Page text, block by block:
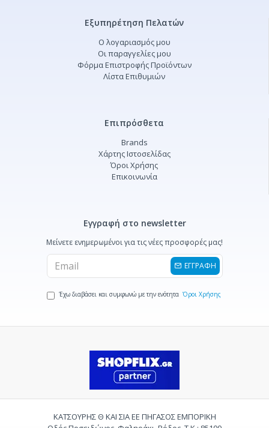
Εξυπηρέτηση Πελατών
Ο λογαριασμός μου
Οι παραγγελίες μου
Φόρμα Επιστροφής Προϊόντων
Λίστα Επιθυμιών
Επιπρόσθετα
Brands
Χάρτης Ιστοσελίδας
Όροι Χρήσης
Επικοινωνία
Εγγραφή στο newsletter
Μείνετε ενημερωμένοι για τις νέες προσφορές μας!
ΕΓΓΡΑΦΗ
Έχω διαβάσει και συμφωνώ με την ενότητα Όροι Χρήσης
ΚΑΤΣΟΥΡΗΣ Θ ΚΑΙ ΣΙΑ ΕΕ ΠΗΓΑΣΟΣ ΕΜΠΟΡΙΚΗ